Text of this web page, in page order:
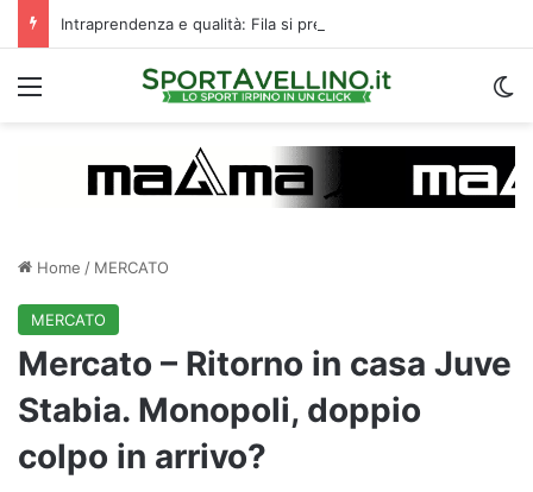
Menu
Home / MERCATO
MERCATO
Mercato – Ritorno in casa Juve
Stabia. Monopoli, doppio
colpo in arrivo?